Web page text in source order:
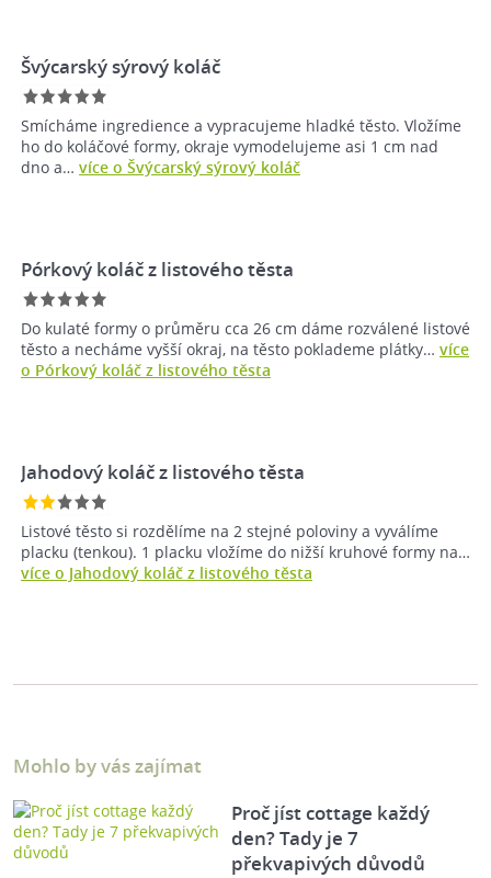
Švýcarský sýrový koláč
Smícháme ingredience a vypracujeme hladké těsto. Vložíme
ho do koláčové formy, okraje vymodelujeme asi 1 cm nad
dno a… více o Švýcarský sýrový koláč
Pórkový koláč z listového těsta
Do kulaté formy o průměru cca 26 cm dáme rozválené listové
těsto a necháme vyšší okraj, na těsto poklademe plátky… více
o Pórkový koláč z listového těsta
Jahodový koláč z listového těsta
Listové těsto si rozdělíme na 2 stejné poloviny a vyválíme
placku (tenkou). 1 placku vložíme do nižší kruhové formy na…
více o Jahodový koláč z listového těsta
Mohlo by vás zajímat
Proč jíst cottage každý
den? Tady je 7
překvapivých důvodů